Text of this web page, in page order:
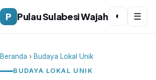
P Pulau Sulabesi Wajah ◐ ☰
Beranda › Budaya Lokal Unik
BUDAYA LOKAL UNIK